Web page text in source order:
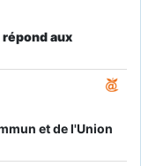
aux
et de l'Union